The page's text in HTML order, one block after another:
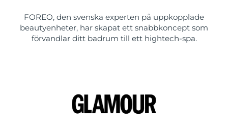
FOREO, den svenska experten på uppkopplade
beautyenheter, har skapat ett snabbkoncept som
förvandlar ditt badrum till ett hightech-spa.